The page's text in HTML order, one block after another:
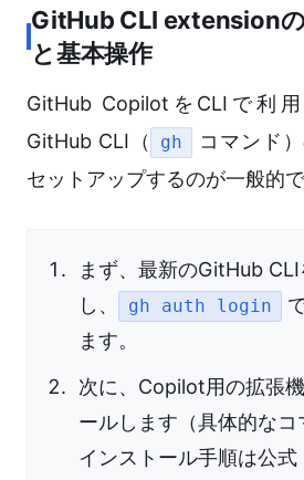
GitHub CLI extension
と基本操作
GitHub CopilotをCLIで利
GitHub CLI（
gh
コマンド
セットアップするのが一般的で
まず、最新のGitHub
し、
gh auth login
ます。
次に、Copilot用の拡張
ールします（具体的な
インストール手順は公式